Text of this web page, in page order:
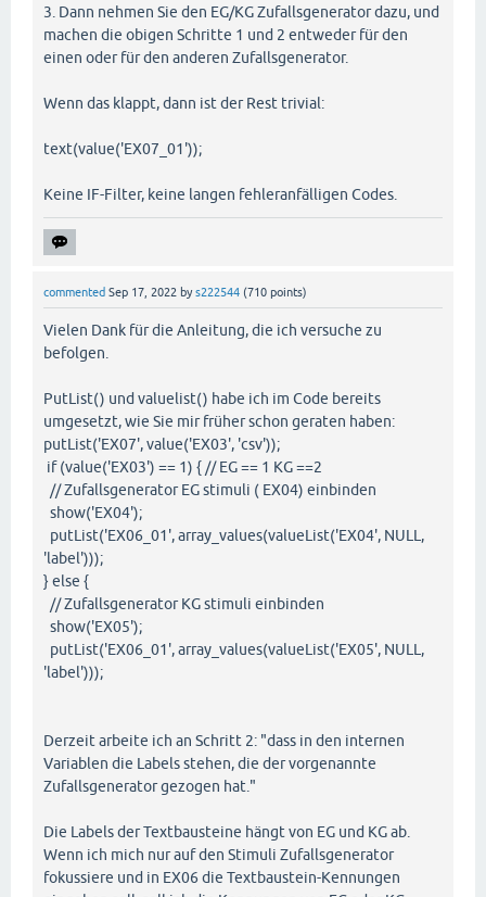
3. Dann nehmen Sie den EG/KG Zufallsgenerator dazu, und
machen die obigen Schritte 1 und 2 entweder für den
einen oder für den anderen Zufallsgenerator.
Wenn das klappt, dann ist der Rest trivial:
text(value('EX07_01'));
Keine IF-Filter, keine langen fehleranfälligen Codes.
commented Sep 17, 2022 bys222544 (710 points)
Vielen Dank für die Anleitung, die ich versuche zu
befolgen.
PutList() und valuelist() habe ich im Code bereits
umgesetzt, wie Sie mir früher schon geraten haben:
putList('EX07', value('EX03', 'csv'));
if (value('EX03') == 1) { // EG == 1 KG ==2
// Zufallsgenerator EG stimuli ( EX04) einbinden
show('EX04');
putList('EX06_01', array_values(valueList('EX04', NULL,
'label')));
} else {
// Zufallsgenerator KG stimuli einbinden
show('EX05');
putList('EX06_01', array_values(valueList('EX05', NULL,
'label')));
Derzeit arbeite ich an Schritt 2: "dass in den internen
Variablen die Labels stehen, die der vorgenannte
Zufallsgenerator gezogen hat."
Die Labels der Textbausteine hängt von EG und KG ab.
Wenn ich mich nur auf den Stimuli Zufallsgenerator
fokussiere und in EX06 die Textbaustein-Kennungen